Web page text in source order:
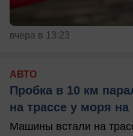
вчера в 13:23
АВТО
Пробка в 10 км
на трассе у моря на
Машины встали на